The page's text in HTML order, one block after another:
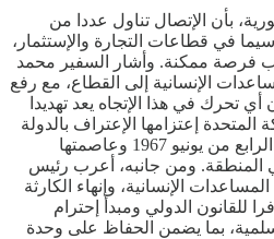
بأن الإتصال تناول عددا من
في قطاعات التجارة والإستثمار،
فرصة ممكنة. وأشار السفير محمد
الإنسانية إلى القطاع، مع رفع
تحرك في هذا الإتجاه يعد تهديدا
إعتزامها الإعتراف بالدولة
الفلسطينية في سبتمبر 2025، مؤكدا أن هذه الخطوة تمثل تطورا مهما في مسار دعم الحقوق المشروعة للشعب الفلسطيني، وعلى رأسها إقامة دولته المستقلة على حدود الرابع من يونيو 1967 وعاصمتها
في المنطقة. ومن جانبه، أعرب رئيس
الإنسانية، وإنهاء الكارثة
للقانون الدولي ومبدأ إحترام
بما يضمن الحفاظ على وحدة